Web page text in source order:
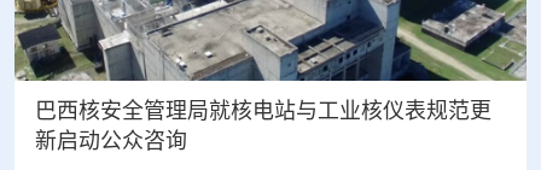
巴西核安全管理局就核电站与工业核仪表规范更
新启动公众咨询